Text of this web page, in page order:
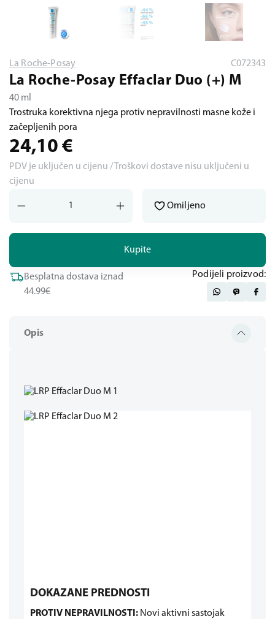
Opis
DOKAZANE PREDNOSTI
PROTIV NEPRAVILNOSTI: Novi aktivni sastojak
La Roche-Posay C072343
La Roche-Posay Effaclar Duo (+) M
40 ml
Trostruka korektivna njega protiv nepravilnosti masne kože i
začepljenih pora
24,10 €
PDV je uključen u cijenu / Troškovi dostave nisu uključeni u
cijenu
Kupite
Omiljeno
Besplatna dostava iznad
44.99€
Podijeli proizvod: